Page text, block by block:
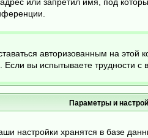
авторизованным на
вы испытываете трудности
Параметры и
настройки хранятся в базе